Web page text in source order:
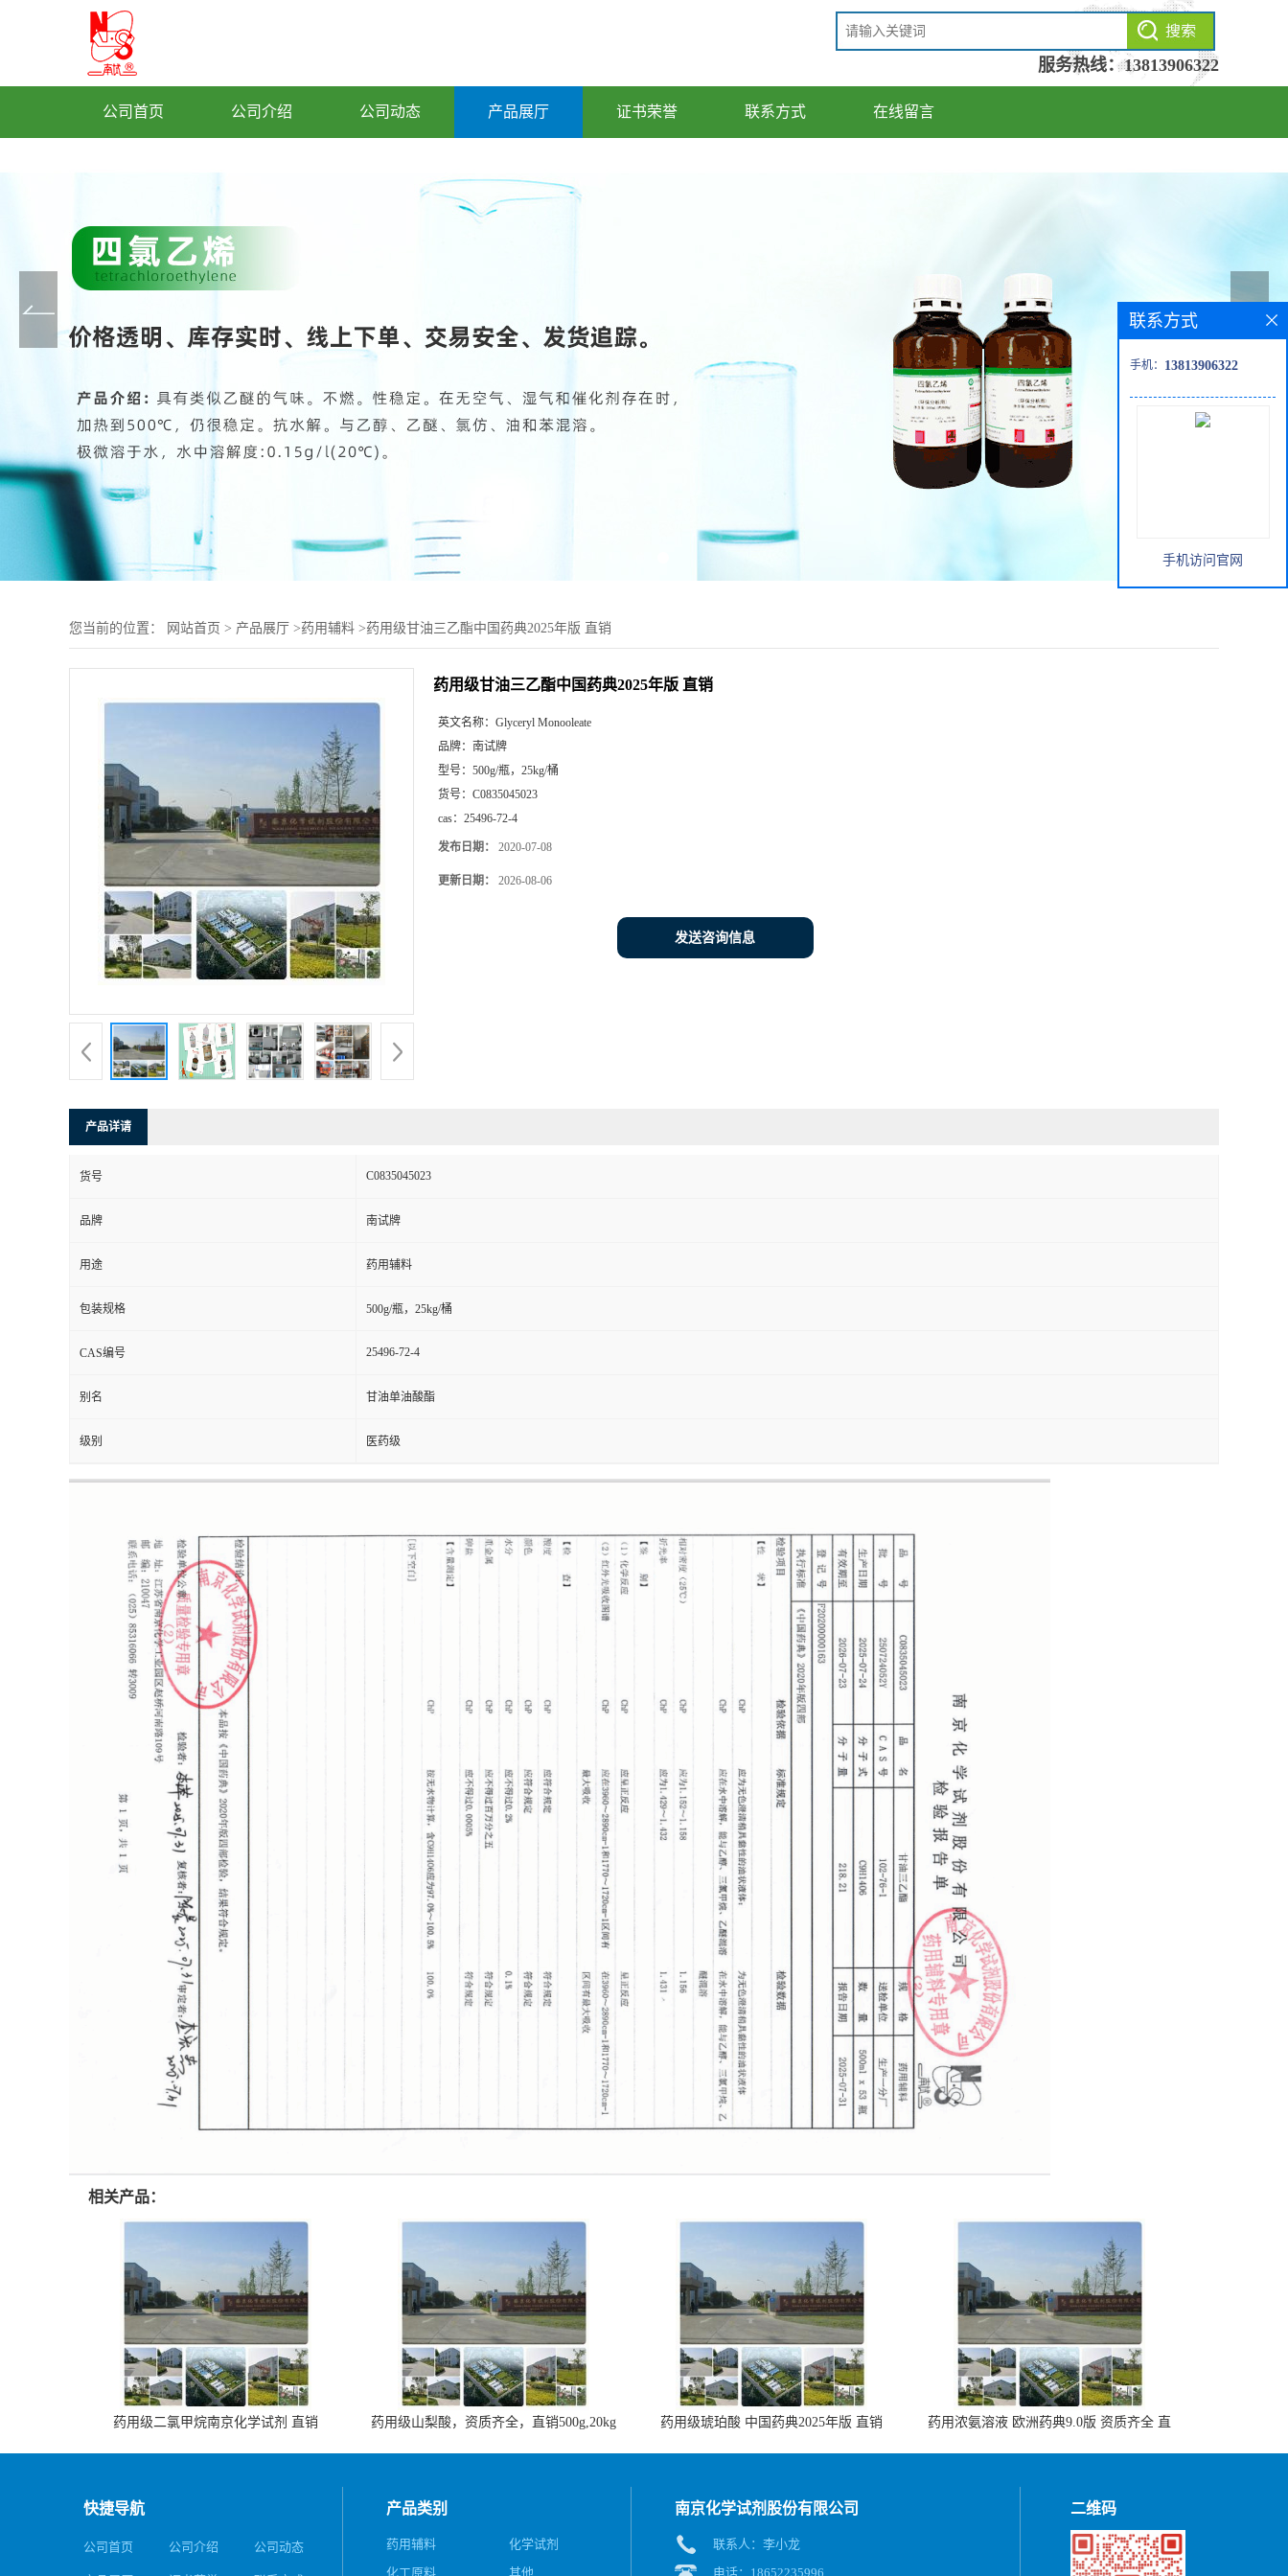
服务热线：13813906322
公司首页 公司介绍 公司动态 产品展厅 证书荣誉 联系方式 在线留言
您当前的位置： 网站首页 > 产品展厅 >药用辅料 >药用级甘油三乙酯中国药典2025年版 直销
药用级甘油三乙酯中国药典2025年版 直销
英文名称： Glyceryl Monooleate
品牌： 南试牌
型号： 500g/瓶，25kg/桶
货号： C0835045023
cas： 25496-72-4
发布日期： 2020-07-08
更新日期： 2026-08-06
发送咨询信息
产品详请
货号 C0835045023
品牌 南试牌
用途 药用辅料
包装规格 500g/瓶，25kg/桶
CAS编号 25496-72-4
别名 甘油单油酸酯
级别 医药级
相关产品：
药用级二氯甲烷南京化学试剂 直销 药用级山梨酸，资质齐全，直销500g,20kg 药用级琥珀酸 中国药典2025年版 直销
药用浓氨溶液 欧洲药典9.0版 资质齐全 直
联系方式
手机： 13813906322
手机访问官网
快捷导航
公司首页 公司介绍 公司动态
产品类别
药用辅料
化学试剂
化工原料
其他
南京化学试剂股份有限公司
联系人：李小龙
电话：18652235996
二维码